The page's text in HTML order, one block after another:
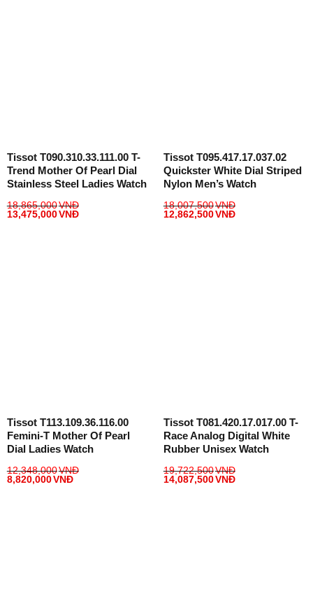
Tissot T090.310.33.111.00 T-
Trend Mother Of Pearl Dial
Stainless Steel Ladies Watch
18,865,000VNĐ
13,475,000VNĐ
Tissot T095.417.17.037.02
Quickster White Dial Striped
Nylon Men’s Watch
18,007,500VNĐ
12,862,500VNĐ
Tissot T113.109.36.116.00
Femini-T Mother Of Pearl
Dial Ladies Watch
12,348,000VNĐ
8,820,000VNĐ
Tissot T081.420.17.017.00 T-
Race Analog Digital White
Rubber Unisex Watch
19,722,500VNĐ
14,087,500VNĐ